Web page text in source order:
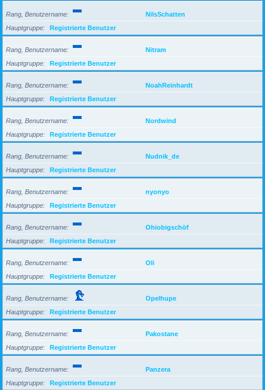
Rang, Benutzername
NilsSchatten
Hauptgruppe
Registrierte Benutzer
Rang, Benutzername
Nitram
Hauptgruppe
Registrierte Benutzer
Rang, Benutzername
NoahReinhardt
Hauptgruppe
Registrierte Benutzer
Rang, Benutzername
Nordwind
Hauptgruppe
Registrierte Benutzer
Rang, Benutzername
Nudnik_de
Hauptgruppe
Registrierte Benutzer
Rang, Benutzername
nyonyo
Hauptgruppe
Registrierte Benutzer
Rang, Benutzername
Ohiobigschöf
Hauptgruppe
Registrierte Benutzer
Rang, Benutzername
Oli
Hauptgruppe
Registrierte Benutzer
Rang, Benutzername
Opelhupe
Hauptgruppe
Registrierte Benutzer
Rang, Benutzername
Pakostane
Hauptgruppe
Registrierte Benutzer
Rang, Benutzername
Panzera
Hauptgruppe
Registrierte Benutzer